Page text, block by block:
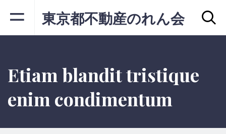
東京都不動産のれん会
Etiam blandit tristique
enim condimentum